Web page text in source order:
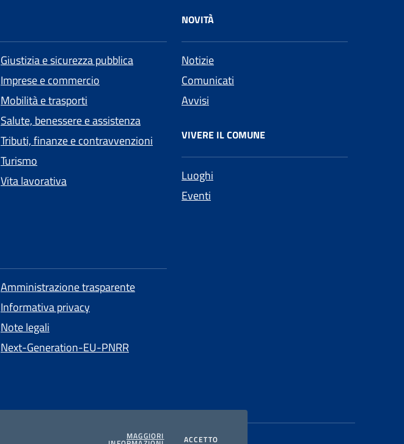
MAGGIORI ACCETTOI COOKIES
Giustizia e sicurezza pubblica
Imprese e commercio
Mobilità e trasporti
Salute, benessere e assistenza
Tributi, finanze e contravvenzioni
Turismo
Vita lavorativa
NOVITÀ
Notizie
Comunicati
Avvisi
VIVERE IL COMUNE
Luoghi
Eventi
Amministrazione trasparente
Informativa privacy
Note legali
Next-Generation-EU-PNRR